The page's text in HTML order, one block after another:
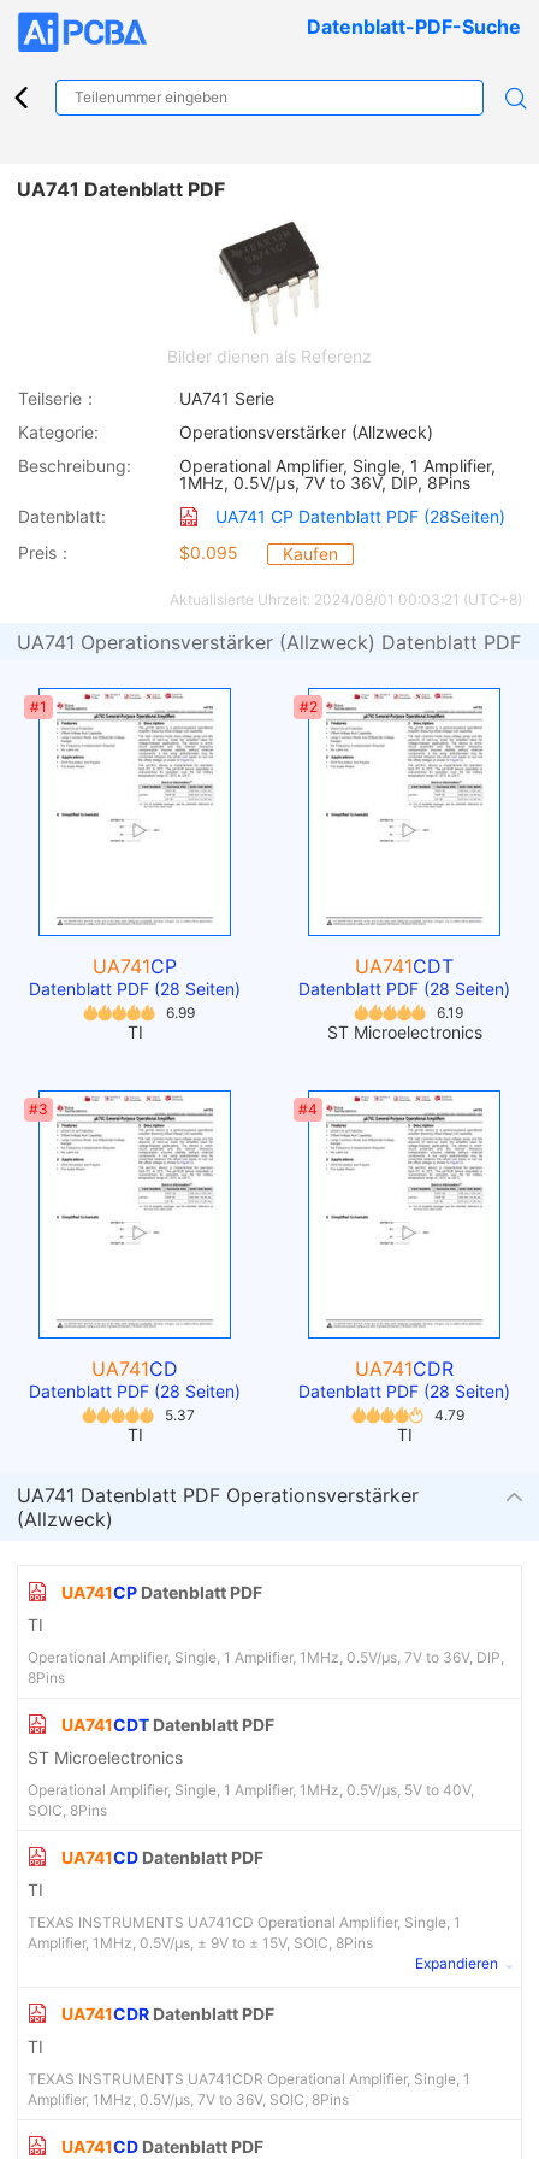
Datenblatt-PDF-Suche
UA741 Datenblatt PDF
Bilder dienen als Referenz
Teilserie：
UA741 Serie
Kategorie:
Operationsverstärker (Allzweck)
Beschreibung:
Operational Amplifier, Single, 1 Amplifier,
1MHz, 0.5V/µs, 7V to 36V, DIP, 8Pins
Datenblatt:
UA741 CP Datenblatt PDF (28Seiten)
Preis：
$0.095 Kaufen
Aktualisierte Uhrzeit: 2024/08/01 00:03:21 (UTC+8)
UA741 Operationsverstärker (Allzweck) Datenblatt PDF
#1
UA741CP
Datenblatt PDF (28 Seiten)
6.99
TI
#2
UA741CDT
Datenblatt PDF (28 Seiten)
6.19
ST Microelectronics
#3
UA741CD
Datenblatt PDF (28 Seiten)
5.37
TI
#4
UA741CDR
Datenblatt PDF (28 Seiten)
4.79
TI
UA741 Datenblatt PDF Operationsverstärker
(Allzweck)
UA741CP Datenblatt PDF
TI
Operational Amplifier, Single, 1 Amplifier, 1MHz, 0.5V/µs, 7V to 36V, DIP,
8Pins
UA741CDT Datenblatt PDF
ST Microelectronics
Operational Amplifier, Single, 1 Amplifier, 1MHz, 0.5V/µs, 5V to 40V,
SOIC, 8Pins
UA741CD Datenblatt PDF
TI
TEXAS INSTRUMENTS UA741CD Operational Amplifier, Single, 1
Amplifier, 1MHz, 0.5V/µs, ± 9V to ± 15V, SOIC, 8Pins
Expandieren
UA741CDR Datenblatt PDF
TI
TEXAS INSTRUMENTS UA741CDR Operational Amplifier, Single, 1
Amplifier, 1MHz, 0.5V/µs, 7V to 36V, SOIC, 8Pins
UA741CD Datenblatt PDF